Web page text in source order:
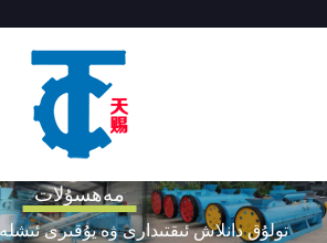
مەھسۇلات
تولۇق دانلاش ئىقتىدارى ۋە يۇقىرى